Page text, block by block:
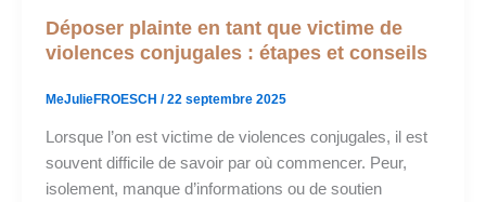
Déposer plainte en tant que victime de
violences conjugales : étapes et conseils
MeJulieFROESCH /22 septembre 2025
Lorsque l’on est victime de violences conjugales, il est
souvent difficile de savoir par où commencer. Peur,
isolement, manque d’informations ou de soutien